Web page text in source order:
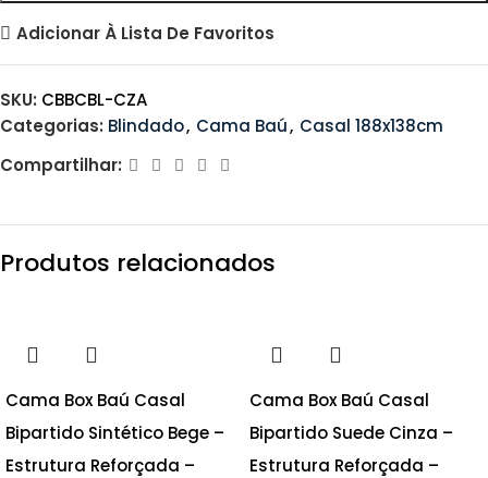
Adicionar À Lista De Favoritos
SKU: CBBCBL-CZA
Categorias: Blindado, Cama Baú, Casal 188x138cm
Compartilhar:
Produtos relacionados
Cama Box Baú Casal
Bipartido Sintético Bege –
Estrutura Reforçada –
Cama Box Baú Casal
Bipartido Suede Cinza –
Estrutura Reforçada –